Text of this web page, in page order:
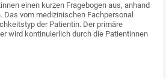
einen kurzen Fragebogen aus, anhand
vom medizinischen Fachpersonal
der Patientin. Der primäre
wird kontinuierlich durch die Patientinnen